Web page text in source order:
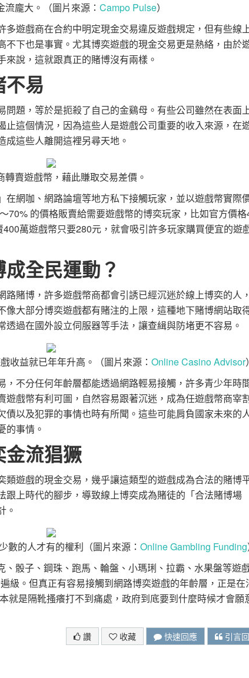
龐大。（圖片來源： Campo Pulse）
多遊戲商在合約中明定現金交易違反遊戲規定，但有些線
不下也是事實。尤其博奕遊戲的現金交易更是熱絡，由於
說，這就跟真正的賭博沒有兩樣。
不易
題，等於是扼殺了自己的金鷄母。有些公司雖然在表面
止這個情況，因為這些人是遊戲公司重要的收入來源，在
這些人離開這裡另尋天地。
賣遊戲幣，藉此賺取交易差價。
在網咖、網路論壇等地方私下接觸玩家，並以遊戲幣實際
70% 的價格販賣給需要遊戲幣的博奕玩家，比如官方價格
萬遊戲幣只要280元，就會吸引許多玩家購買便宜的遊
全民運動？
路賭博，許多遊戲幣商都會引誘已經沉迷於線上博奕的人
像大部分博奕遊戲都有賭注的上限，這種地下賭博網站取
過在國外設立伺服器等手法，讓查緝與防堵更不容易。
收益就已年年升高。（圖片來源： Online Casino Advisor）
不分任何年齡層都能透過網路輕易接觸，許多青少年時
遊戲幣有利可圖，自然容易跟著沉迷，成為任遊戲幣商宰
以及犯罪的事情也時有所聞。這些可能肩負國家未來的
的事情。
金流猖獗
類遊戲的現金交易，幾乎讓這類型的遊戲成為合法的賭博
跟上時代的腳步，導致線上博奕成為賭徒的「合法賭博場
。
的人才有的權利（圖片來源： Online Gambling Funding
骰子、鋼珠、跑馬、輪盤、小瑪琍、拉霸、水果盤等遊
級。但真正有容易接觸到網路博奕遊戲的年齡層，正是在
就是隔靴搔癢打不到痛處，政府到底要到什麼時候才會願
讚 收藏 快速回應 引言